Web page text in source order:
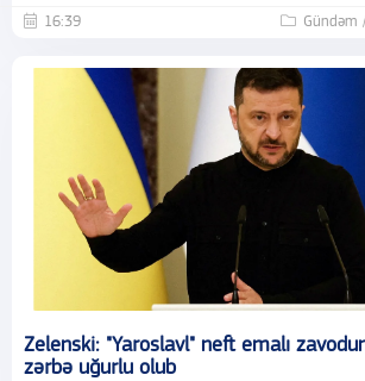
16:39 Gündəm
Zelenski: "Yaroslavl" neft emalı
zərbə uğurlu olub